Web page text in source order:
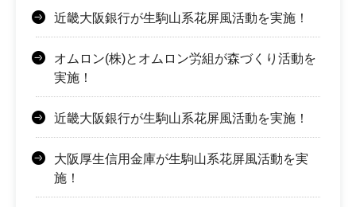
近畿大阪銀行が生駒山系花屏風活動を実施！
オムロン(株)とオムロン労組が森づくり活動を
実施！
近畿大阪銀行が生駒山系花屏風活動を実施！
大阪厚生信用金庫が生駒山系花屏風活動を実
施！